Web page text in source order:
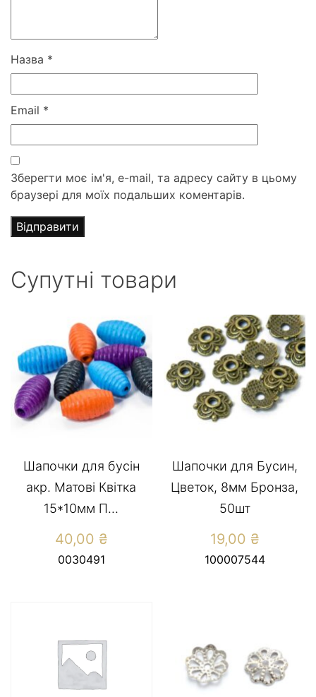
Назва *
Email *
Зберегти моє ім'я, e-mail, та адресу сайту в цьому
браузері для моїх подальших коментарів.
Супутні товари
Шапочки для бусін
акр. Матові Квітка
15*10мм П...
40,00 ₴
0030491
Шапочки для Бусин,
Цветок, 8мм Бронза,
50шт
19,00 ₴
100007544